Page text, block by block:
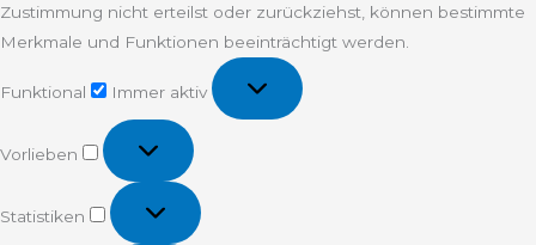
Zustimmung nicht erteilst oder zurückziehst, können bestimmte
Merkmale und Funktionen beeinträchtigt werden.
Funktional
Immer aktiv
Vorlieben
Vorlieben
Statistiken
Statistiken